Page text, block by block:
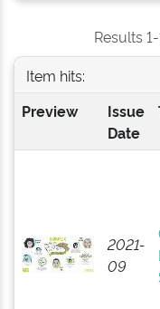
Results
Item hits:
Preview
Issue
Date
2021-
09